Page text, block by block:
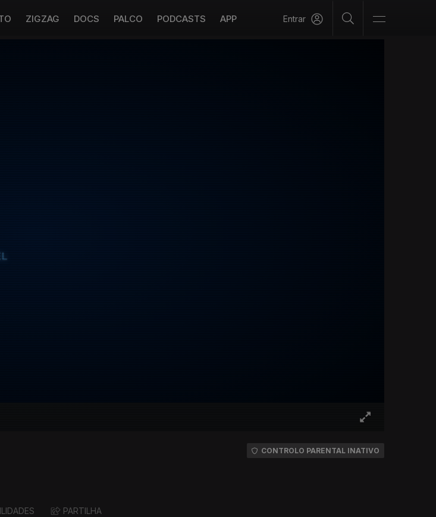
ZIGZAG DOCS PALCO PODCASTS APP Entrar
CONTROLO PARENTAL INATIVO
PARTILHA